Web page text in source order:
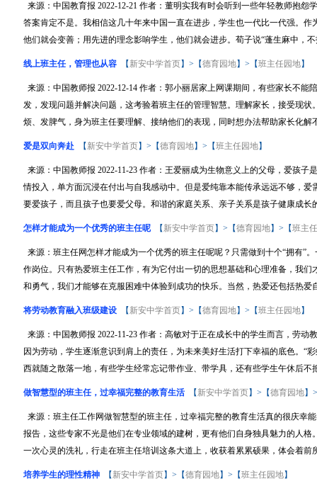
来源：中国教育报 2022-12-21 作者：董明实我有时会听到一些年轻教师抱怨
答案肯定不是。我相信这几十年来中国一直在进步，学生也一代比一代强。
他们就会变善；用先进的理念影响学生，他们就会进步。荀子说“蓬生麻中，不
线上班主任，管理也从容 【 新安中学首页】>【德育园地】>【班主任园地】
来源：中国教师报 2022-12-14 作者：郭小丽居家上网课期间，有些家长不
发，发现问题并解决问题，这考验着班主任的管理智慧。理解家长，接受现
烦、发脾气，身为班主任要理解、接纳他们的表现，同时想办法帮助家长化解
爱是双向奔赴 【 新安中学首页】>【德育园地】>【班主任园地】
来源：中国教师报 2022-11-23 作者：王爱丽成为生物意义上的父母，爱孩
情投入，单方面沉浸在付出与自我感动中。但是爱纯靠本能传承远远不够，
要爱孩子，而且孩子也要爱父母。和谐的家庭关系、亲子关系是孩子健康成长
怎样才能成为一个优秀的班主任呢 【 新安中学首页】>【德育园地】>【班主
来源：班主任网怎样才能成为一个优秀的班主任呢呢？只需做到十个“拥有”
作岗位。只有热爱班主任工作，有为它付出一切的思想基础和心理准备，我
和勇气，我们才能够在克服困难中体验到成功的快乐。当然，热爱还包括热爱
将劳动教育融入班级建设 【 新安中学首页】>【德育园地】>【班主任园地】
来源：中国教师报 2022-11-23 作者：高敏对于正在成长中的学生而言，劳
因为劳动，学生逐渐意识到肩上的责任，为未来美好生活打下幸福的底色。“
西就随之散落一地，有些学生经常忘记带作业、带学具，还有些学生午休后不
做智慧型的班主任，过幸福完整的教育生活 【 新安中学首页】>【德育园地】
来源：班主任工作网做智慧型的班主任，过幸福完整的教育生活真的很庆幸
报告，这些专家不光是他们在专业领域的建树，更有他们自身独具魅力的人
一次心灵的洗礼，行走在班主任培训这条大道上，收获着累累硕果，体会着前
培养学生的理性精神 【 新安中学首页】>【德育园地】>【班主任园地】